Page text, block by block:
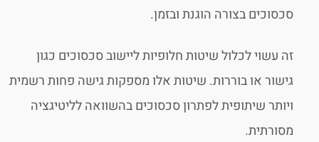
סכסוכים בצורה הוגנת ובזמן.
זה עשוי לכלול שיטות חלופיות ליישוב סכסוכים כגון
גישור או בוררות. שיטות אלו מספקות גישה פחות רשמית
ויותר שיתופית לפתרון סכסוכים בהשוואה לליטיגציה
מסורתית.